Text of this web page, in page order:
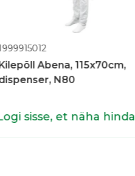
Abena, 115x70cm,
N80
sisse, et näha hinda